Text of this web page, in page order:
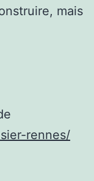
mais
rennes/